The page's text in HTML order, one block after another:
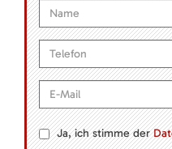
Ja, ich stimme der